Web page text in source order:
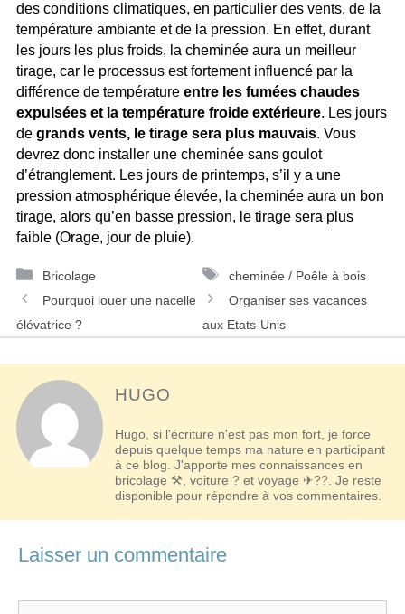
des conditions climatiques, en particulier des vents, de la
température ambiante et de la pression. En effet, durant
les jours les plus froids, la cheminée aura un meilleur
tirage, car le processus est fortement influencé par la
différence de température entre les fumées chaudes
expulsées et la température froide extérieure. Les jours
de grands vents, le tirage sera plus mauvais. Vous
devrez donc installer une cheminée sans goulot
d’étranglement. Les jours de printemps, s’il y a une
pression atmosphérique élevée, la cheminée aura un bon
tirage, alors qu’en basse pression, le tirage sera plus
faible (Orage, jour de pluie).
Catégories
Bricolage Étiquettes
cheminée / Poêle à bois
Navigation
des
Pourquoi louer une nacelle
élévatrice ?
Organiser ses vacances
aux Etats-Unis
HUGO
Hugo, si l'écriture n'est pas mon fort, je force
depuis quelque temps ma nature en participant
à ce blog. J'apporte mes connaissances en
bricolage ⚒, voiture ? et voyage ✈??. Je reste
disponible pour répondre à vos commentaires.
Laisser un commentaire